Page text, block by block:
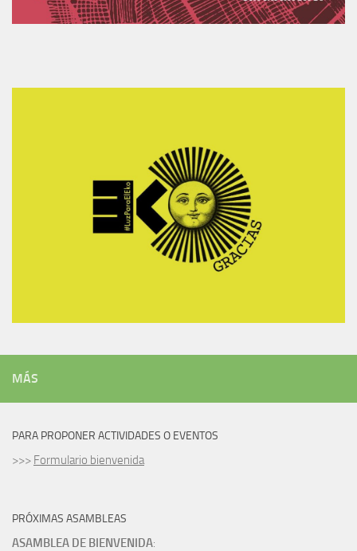
MÁS
PARA PROPONER ACTIVIDADES O EVENTOS
>>> Formulario bienvenida
PRÓXIMAS ASAMBLEAS
ASAMBLEA DE BIENVENIDA: